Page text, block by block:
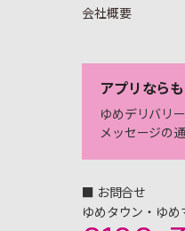
会社概要
アプリなら
ゆめデリバリ
メッセージの
■ お問合せ
ゆめタウン・ゆ